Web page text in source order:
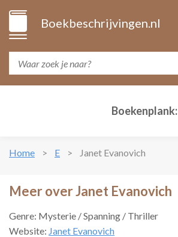
Boekbeschrijvingen.nl
Boekenplank:
Home E Janet Evanovich
Meer over Janet Evanovich
Genre: Mysterie / Spanning / Thriller
Website: Janet Evanovich